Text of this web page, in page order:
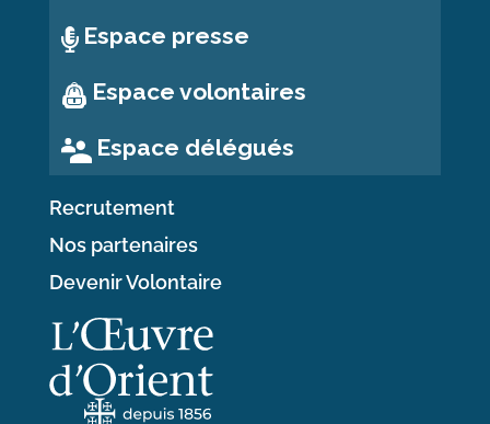
Espace presse
Espace volontaires
Espace délégués
Recrutement
Nos partenaires
Devenir Volontaire